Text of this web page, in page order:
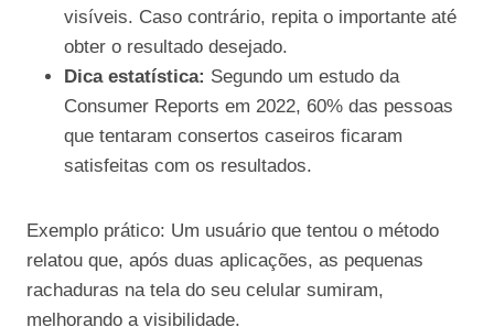
visíveis. Caso contrário, repita o importante até
obter o resultado desejado.
Dica estatística: Segundo um estudo da
Consumer Reports em 2022, 60% das pessoas
que tentaram consertos caseiros ficaram
satisfeitas com os resultados.
Exemplo prático: Um usuário que tentou o método
relatou que, após duas aplicações, as pequenas
rachaduras na tela do seu celular sumiram,
melhorando a visibilidade.